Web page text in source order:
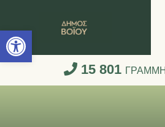
Ανοίξτε τη
15 801